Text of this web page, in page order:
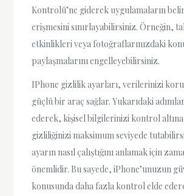
Kontrolü’ne giderek uygulamaların
erişmesini sınırlayabilirsiniz. Örneğin,
etkinlikleri veya fotoğraflarınızdaki
paylaşmalarını engelleyebilirsiniz.
IPhone gizlilik ayarları, verilerinizi
güçlü bir araç sağlar. Yukarıdaki
ederek, kişisel bilgilerinizi kontrol
gizliliğinizi maksimum seviyede
ayarın nasıl çalıştığını anlamak için
önemlidir. Bu sayede, iPhone’unuzun
konusunda daha fazla kontrol elde